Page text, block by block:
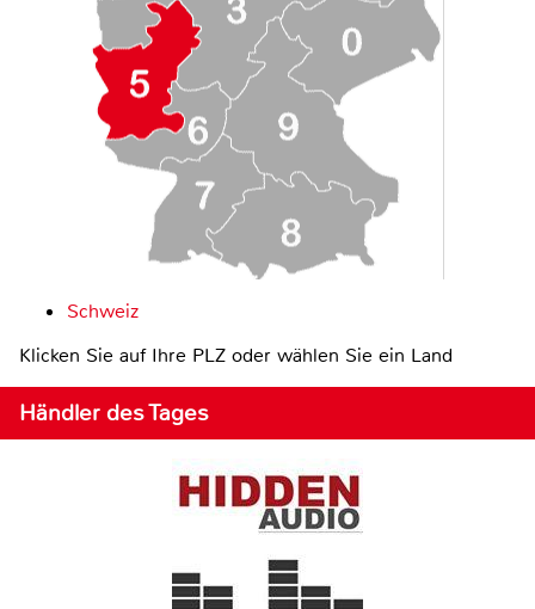
Schweiz
Klicken Sie auf Ihre PLZ oder wählen Sie ein Land
Händler des Tages